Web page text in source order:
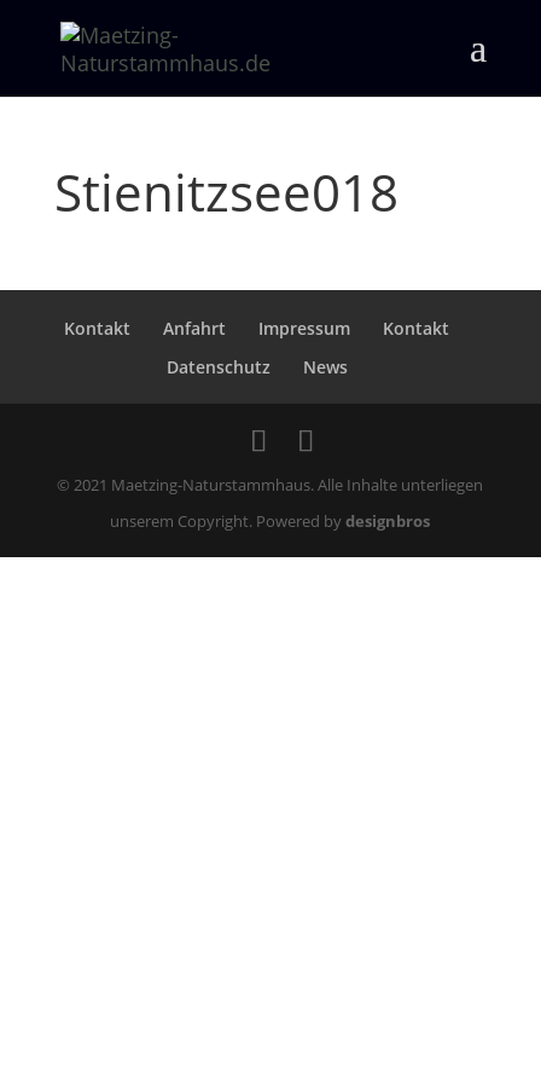
Stienitzsee018
Kontakt Anfahrt Impressum
Kontakt
Datenschutz
News
© 2021 Maetzing-Naturstammhaus. Alle Inhalte unterliegen
unserem Copyright. Powered bydesignbros